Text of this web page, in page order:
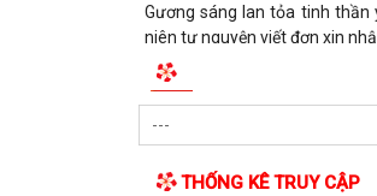
Gương sáng lan tỏa tinh thần
niên tự nguyện viết đơn xin
Phường Gia Viên tham dự
phổ biến Luật Lưu trữ năm
THỐNG KÊ TRUY CẬP